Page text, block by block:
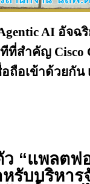
AI อัจฉ
ที่สำคัญ
อถือเข้าด้วยกั
ว “แพลตฟ
หรับบริหาร